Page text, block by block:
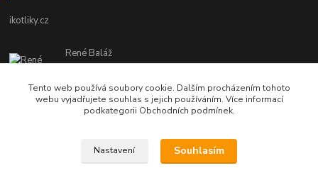
ikotliky.cz
René Baláž
Eshop: +421 902 212 007
od 8:00 - do 16:00 hod
info@ikotliky.cz
Tento web používá soubory cookie. Dalším procházením tohoto
webu vyjadřujete souhlas s jejich používáním. Více informací
podkategorii Obchodních podmínek.
Nastavení Souhlasím